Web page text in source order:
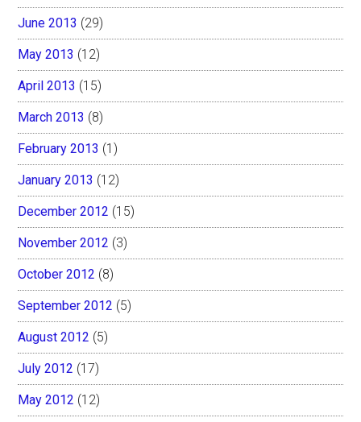
June 2013 (29)
May 2013 (12)
April 2013 (15)
March 2013 (8)
February 2013 (1)
January 2013 (12)
December 2012 (15)
November 2012 (3)
October 2012 (8)
September 2012 (5)
August 2012 (5)
July 2012 (17)
May 2012 (12)